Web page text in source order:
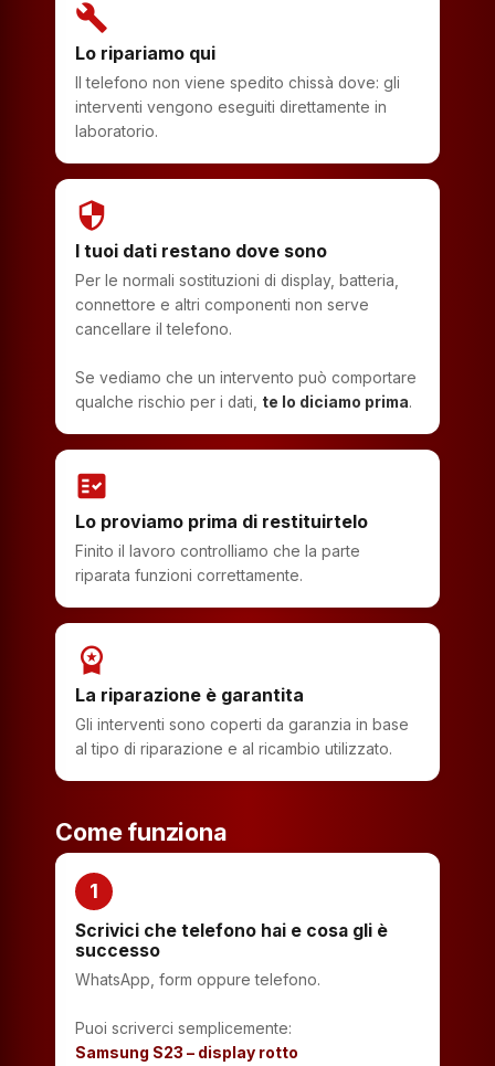
build
Lo ripariamo qui
Il telefono non viene spedito chissà dove: gli
interventi vengono eseguiti direttamente in
laboratorio.
security
I tuoi dati restano dove sono
Per le normali sostituzioni di display, batteria,
connettore e altri componenti non serve
cancellare il telefono.
Se vediamo che un intervento può comportare
qualche rischio per i dati, te lo diciamo prima.
fact_check
Lo proviamo prima di restituirtelo
Finito il lavoro controlliamo che la parte
riparata funzioni correttamente.
workspace_premium
La riparazione è garantita
Gli interventi sono coperti da garanzia in base
al tipo di riparazione e al ricambio utilizzato.
Come funziona
1
Scrivici che telefono hai e cosa gli è
successo
WhatsApp, form oppure telefono.
Puoi scriverci semplicemente:
Samsung S23 – display rotto